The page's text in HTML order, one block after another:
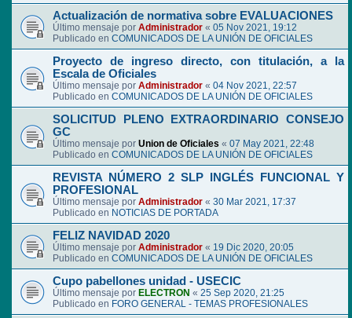
Actualización de normativa sobre EVALUACIONES
Último mensaje por Administrador « 05 Nov 2021, 19:12
Publicado en COMUNICADOS DE LA UNIÓN DE OFICIALES
Proyecto de ingreso directo, con titulación, a la
Escala de Oficiales
Último mensaje por Administrador « 04 Nov 2021, 22:57
Publicado en COMUNICADOS DE LA UNIÓN DE OFICIALES
SOLICITUD PLENO EXTRAORDINARIO CONSEJO
GC
Último mensaje por Union de Oficiales « 07 May 2021, 22:48
Publicado en COMUNICADOS DE LA UNIÓN DE OFICIALES
REVISTA NÚMERO 2 SLP INGLÉS FUNCIONAL Y
PROFESIONAL
Último mensaje por Administrador « 30 Mar 2021, 17:37
Publicado en NOTICIAS DE PORTADA
FELIZ NAVIDAD 2020
Último mensaje por Administrador « 19 Dic 2020, 20:05
Publicado en COMUNICADOS DE LA UNIÓN DE OFICIALES
Cupo pabellones unidad - USECIC
Último mensaje por ELECTRON « 25 Sep 2020, 21:25
Publicado en FORO GENERAL - TEMAS PROFESIONALES